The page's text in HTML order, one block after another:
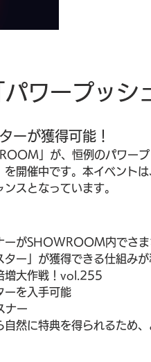
ワープッシ
ーが獲得可能！
」が、恒例のパワー
開催中です。本イベント
スとなっています。
ーがSHOWROOM内でさ
ー」が獲得できる仕組みが
増大作戦！vol.255
ーを入手可能
ナー
然に特典を得られるため